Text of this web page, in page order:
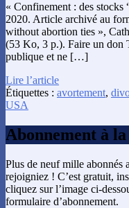
« Confinement : des stocks
2020. Article archivé au
without abortion ties »,
(53 Ko, 3 p.). Faire un don
publique et ne […]
Lire l’article
Étiquettes : avortement,
USA
Abonnement à
Plus de neuf mille abonnés
rejoigniez ! C’est gratuit,
cliquez sur l’image ci-
formulaire d’abonnement.